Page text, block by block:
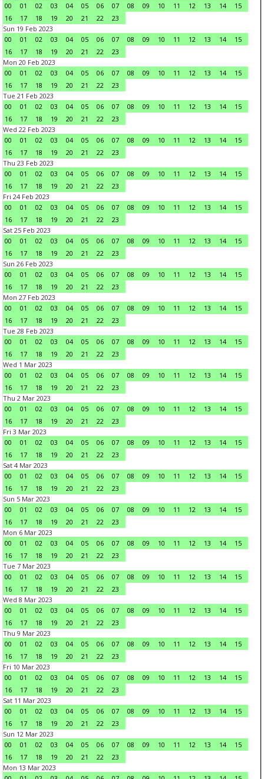
00
01 02 03 04 05 06 07 08 09 10 11 12 13 14
15
16
17 18 19 20 21 22
23
Sun 19 Feb 2023
00
01 02 03 04 05 06 07 08 09 10 11 12 13 14
15
16
17 18 19 20 21 22
23
Mon 20 Feb 2023
00
01 02 03 04 05 06 07 08 09 10 11 12 13 14
15
16
17 18 19 20 21 22
23
Tue 21 Feb 2023
00
01 02 03 04 05 06 07 08 09 10 11 12 13 14
15
16
17 18 19 20 21 22
23
Wed 22 Feb 2023
00
01 02 03 04 05 06 07 08 09 10 11 12 13 14
15
16
17 18 19 20 21 22
23
Thu 23 Feb 2023
00
01 02 03 04 05 06 07 08 09 10 11 12 13 14
15
16
17 18 19 20 21 22
23
Fri 24 Feb 2023
00
01 02 03 04 05 06 07 08 09 10 11 12 13 14
15
16
17 18 19 20 21 22
23
Sat 25 Feb 2023
00
01 02 03 04 05 06 07 08 09 10 11 12 13 14
15
16
17 18 19 20 21 22
23
Sun 26 Feb 2023
00
01 02 03 04 05 06 07 08 09 10 11 12 13 14
15
16
17 18 19 20 21 22
23
Mon 27 Feb 2023
00
01 02 03 04 05 06 07 08 09 10 11 12 13 14
15
16
17 18 19 20 21 22
23
Tue 28 Feb 2023
00
01 02 03 04 05 06 07 08 09 10 11 12 13 14
15
16
17 18 19 20 21 22
23
Wed 1 Mar 2023
00
01 02 03 04 05 06 07 08 09 10 11 12 13 14
15
16
17 18 19 20 21 22
23
Thu 2 Mar 2023
00
01 02 03 04 05 06 07 08 09 10 11 12 13 14
15
16
17 18 19 20 21 22
23
Fri 3 Mar 2023
00
01 02 03 04 05 06 07 08 09 10 11 12 13 14
15
16
17 18 19 20 21 22
23
Sat 4 Mar 2023
00
01 02 03 04 05 06 07 08 09 10 11 12 13 14
15
16
17 18 19 20 21 22
23
Sun 5 Mar 2023
00
01 02 03 04 05 06 07 08 09 10 11 12 13 14
15
16
17 18 19 20 21 22
23
Mon 6 Mar 2023
00
01 02 03 04 05 06 07 08 09 10 11 12 13 14
15
16
17 18 19 20 21 22
23
Tue 7 Mar 2023
00
01 02 03 04 05 06 07 08 09 10 11 12 13 14
15
16
17 18 19 20 21 22
23
Wed 8 Mar 2023
00
01 02 03 04 05 06 07 08 09 10 11 12 13 14
15
16
17 18 19 20 21 22
23
Thu 9 Mar 2023
00
01 02 03 04 05 06 07 08 09 10 11 12 13 14
15
16
17 18 19 20 21 22
23
Fri 10 Mar 2023
00
01 02 03 04 05 06 07 08 09 10 11 12 13 14
15
16
17 18 19 20 21 22
23
Sat 11 Mar 2023
00
01 02 03 04 05 06 07 08 09 10 11 12 13 14
15
16
17 18 19 20 21 22
23
Sun 12 Mar 2023
00
01 02 03 04 05 06 07 08 09 10 11 12 13 14
15
16
17 18 19 20 21 22
23
Mon 13 Mar 2023